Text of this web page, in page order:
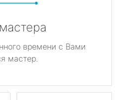
времени с Вами
мастер.